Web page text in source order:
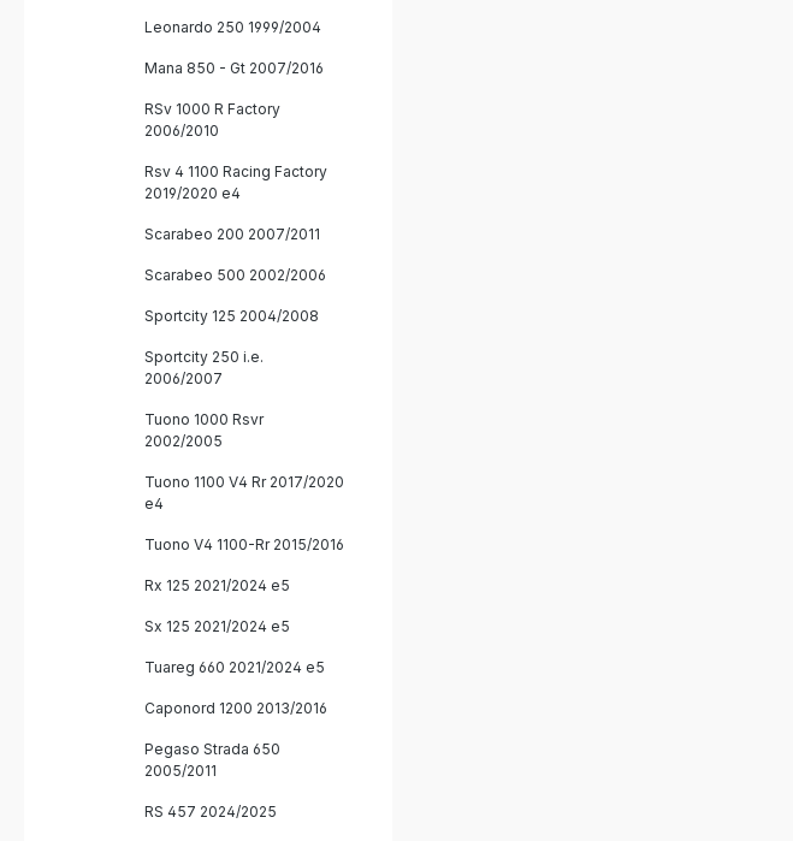
Leonardo 250 1999/2004
Mana 850 - Gt 2007/2016
RSv 1000 R Factory
2006/2010
Rsv 4 1100 Racing Factory
2019/2020 e4
Scarabeo 200 2007/2011
Scarabeo 500 2002/2006
Sportcity 125 2004/2008
Sportcity 250 i.e.
2006/2007
Tuono 1000 Rsvr
2002/2005
Tuono 1100 V4 Rr 2017/2020
e4
Tuono V4 1100-Rr 2015/2016
Rx 125 2021/2024 e5
Sx 125 2021/2024 e5
Tuareg 660 2021/2024 e5
Caponord 1200 2013/2016
Pegaso Strada 650
2005/2011
RS 457 2024/2025